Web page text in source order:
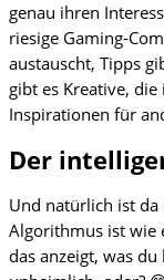
genau ihren
riesige Gaming-
austauscht, Tipps
gibt es Kreative,
Inspirationen für
Der
Und natürlich ist
Algorithmus ist wie
das anzeigt, was